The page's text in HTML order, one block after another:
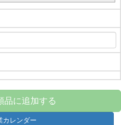
品に追加する
カレンダー